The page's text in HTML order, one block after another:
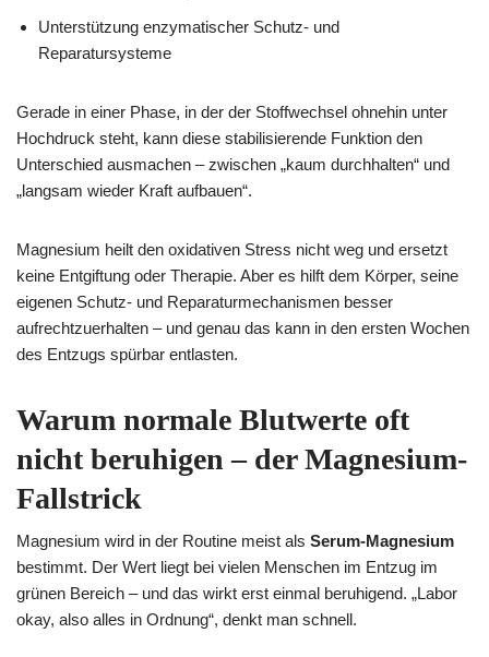
Unterstützung enzymatischer Schutz- und
Reparatursysteme
Gerade in einer Phase, in der der Stoffwechsel ohnehin unter
Hochdruck steht, kann diese stabilisierende Funktion den
Unterschied ausmachen – zwischen „kaum durchhalten“ und
„langsam wieder Kraft aufbauen“.
Magnesium heilt den oxidativen Stress nicht weg und ersetzt
keine Entgiftung oder Therapie. Aber es hilft dem Körper, seine
eigenen Schutz- und Reparaturmechanismen besser
aufrechtzuerhalten – und genau das kann in den ersten Wochen
des Entzugs spürbar entlasten.
Warum normale Blutwerte oft
nicht beruhigen – der Magnesium-
Fallstrick
Magnesium wird in der Routine meist als Serum-Magnesium
bestimmt. Der Wert liegt bei vielen Menschen im Entzug im
grünen Bereich – und das wirkt erst einmal beruhigend. „Labor
okay, also alles in Ordnung“, denkt man schnell.